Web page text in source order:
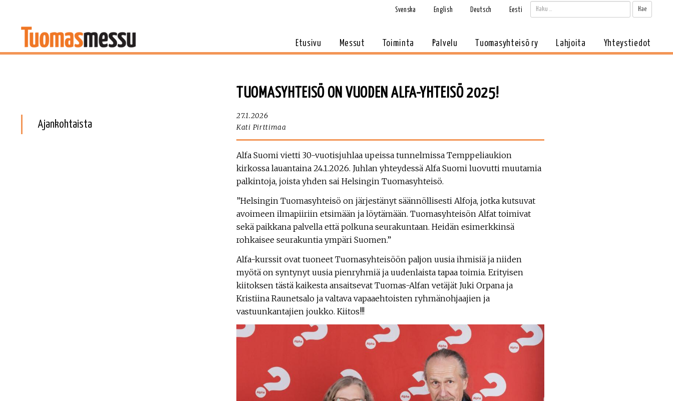
Haku:
Svenska English Deutsch Eesti
Etusivu Messut Toiminta Palvelu Tuomasyhteisö ry Lahjoita Yhteystiedot
Ajankohtaista
TUOMASYHTEISÖ ON VUODEN ALFA-YHTEISÖ 2025!
27.1.2026
Kati Pirttimaa
Alfa Suomi vietti 30-vuotisjuhlaa upeissa tunnelmissa Temppeliaukion
kirkossa lauantaina 24.1.2026. Juhlan yhteydessä Alfa Suomi luovutti muutamia
palkintoja, joista yhden sai Helsingin Tuomasyhteisö.
”Helsingin Tuomasyhteisö on järjestänyt säännöllisesti Alfoja, jotka kutsuvat
avoimeen ilmapiiriin etsimään ja löytämään. Tuomasyhteisön Alfat toimivat
sekä paikkana palvella että polkuna seurakuntaan. Heidän esimerkkinsä
rohkaisee seurakuntia ympäri Suomen.”
Alfa-kurssit ovat tuoneet Tuomasyhteisöön paljon uusia ihmisiä ja niiden
myötä on syntynyt uusia pienryhmiä ja uudenlaista tapaa toimia. Erityisen
kiitoksen tästä kaikesta ansaitsevat Tuomas-Alfan vetäjät Juki Orpana ja
Kristiina Raunetsalo ja valtava vapaaehtoisten ryhmänohjaajien ja
vastuunkantajien joukko. Kiitos!!!